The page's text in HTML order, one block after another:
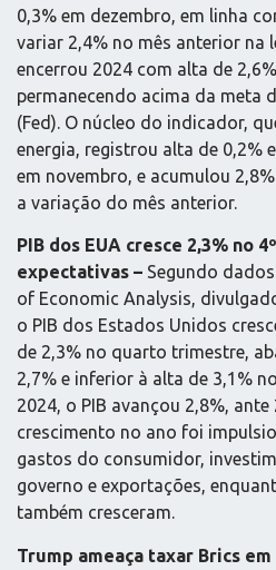
0,3% em dezembro, em linha
variar 2,4% no mês anterior na
encerrou 2024 com alta de
permanecendo acima da meta
(Fed). O núcleo do indicador,
energia, registrou alta de 0,2%
em novembro, e acumulou
a variação do mês anterior.
PIB dos EUA cresce 2,3% no
expectativas – Segundo
of Economic Analysis,
o PIB dos Estados Unidos
de 2,3% no quarto trimestre,
2,7% e inferior à alta de 3,1%
2024, o PIB avançou 2,8%, ante
crescimento no ano foi
gastos do consumidor,
governo e exportações,
também cresceram.
Trump ameaça taxar Brics